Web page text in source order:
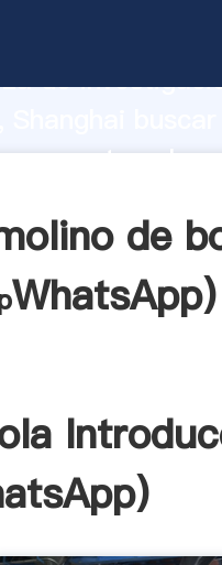
de
y aporta
de
WhatsApp)
)